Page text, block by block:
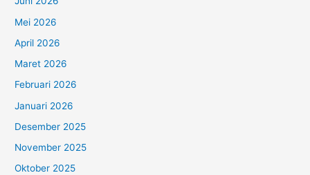
Mei 2026
April 2026
Maret 2026
Februari 2026
Januari 2026
Desember 2025
November 2025
Oktober 2025